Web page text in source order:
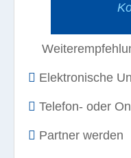
Elektronische
Telefon- oder
Partner werden